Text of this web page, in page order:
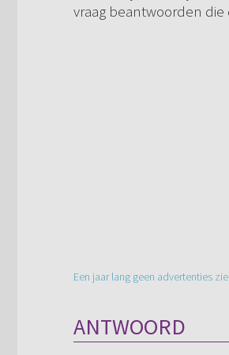
vraag beantwoorden
Een jaar lang geen advertenties
ANTWOORD